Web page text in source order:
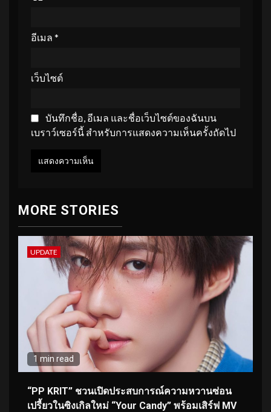
อีเมล *
เว็บไซต์
บันทึกชื่อ, อีเมล และชื่อเว็บไซต์ของฉันบน
เบราว์เซอร์นี้ สำหรับการแสดงความเห็นครั้งถัดไป
MORE STORIES
UPDATE
1 min read
“PP KRIT” ชวนเปิดประสบการณ์ความหวานซ่อน
เปรี้ยวในซิงเกิลใหม่ “Your Candy” พร้อมเสิร์ฟ MV